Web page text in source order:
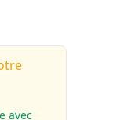
avec